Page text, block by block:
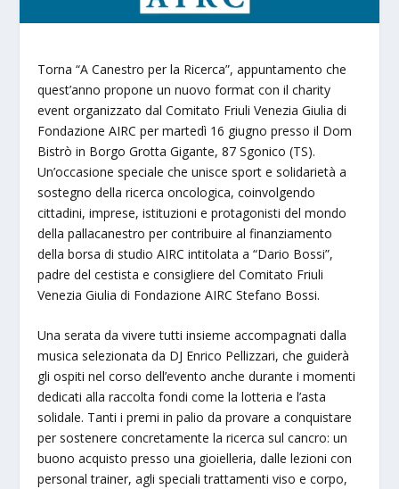
Torna “A Canestro per la Ricerca”, appuntamento che
quest’anno propone un nuovo format con il charity
event organizzato dal Comitato Friuli Venezia Giulia di
Fondazione AIRC per martedì 16 giugno presso il Dom
Bistrò in Borgo Grotta Gigante, 87 Sgonico (TS).
Un’occasione speciale che unisce sport e solidarietà a
sostegno della ricerca oncologica, coinvolgendo
cittadini, imprese, istituzioni e protagonisti del mondo
della pallacanestro per contribuire al finanziamento
della borsa di studio AIRC intitolata a “Dario Bossi”,
padre del cestista e consigliere del Comitato Friuli
Venezia Giulia di Fondazione AIRC Stefano Bossi.
Una serata da vivere tutti insieme accompagnati dalla
musica selezionata da DJ Enrico Pellizzari, che guiderà
gli ospiti nel corso dell’evento anche durante i momenti
dedicati alla raccolta fondi come la lotteria e l’asta
solidale. Tanti i premi in palio da provare a conquistare
per sostenere concretamente la ricerca sul cancro: un
buono acquisto presso una gioielleria, dalle lezioni con
personal trainer, agli speciali trattamenti viso e corpo,